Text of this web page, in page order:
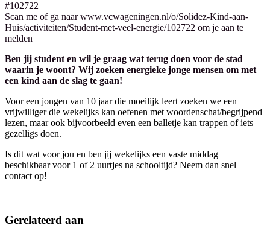
#102722
Scan me of ga naar www.vcwageningen.nl/o/Solidez-Kind-aan-
Huis/activiteiten/Student-met-veel-energie/102722 om je aan te
melden
Ben jij student en wil je graag wat terug doen voor de stad
waarin je woont? Wij zoeken energieke jonge mensen om met
een kind aan de slag te gaan!
Voor een jongen van 10 jaar die moeilijk leert zoeken we een
vrijwilliger die wekelijks kan oefenen met woordenschat/begrijpend
lezen, maar ook bijvoorbeeld even een balletje kan trappen of iets
gezelligs doen.
Is dit wat voor jou en ben jij wekelijks een vaste middag
beschikbaar voor 1 of 2 uurtjes na schooltijd? Neem dan snel
contact op!
Gerelateerd aan